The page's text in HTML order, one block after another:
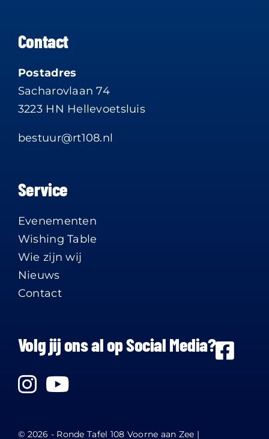
Contact
Postadres
Sacharovlaan 74
3223 HN Hellevoetsluis
bestuur@rt108.nl
Service
Evenementen
Wishing Table
Wie zijn wij
Nieuws
Contact
Volg jij ons al op Social Media?
© 2026 - Ronde Tafel 108 Voorne aan Zee |